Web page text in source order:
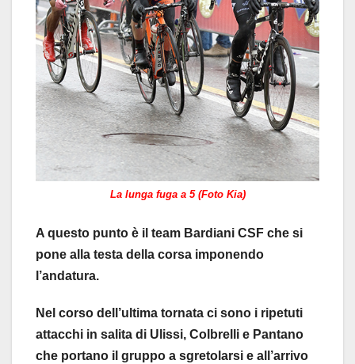
La lunga fuga a 5 (Foto Kia)
A questo punto è il team Bardiani CSF che si
pone alla testa della corsa imponendo
l’andatura.
Nel corso dell’ultima tornata ci sono i ripetuti
attacchi in salita di Ulissi, Colbrelli e Pantano
che portano il gruppo a sgretolarsi e all’arrivo